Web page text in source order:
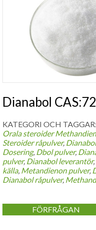
Dianabol
KATEGORI OCH TAGGAR:
Orala steroider
Steroider råpulver,
Dosering, Dbol pulver,
pulver, Dianabol leverantör,
källa, Metandienon pulver,
Dianabol råpulver,
FÖRFRÅGAN